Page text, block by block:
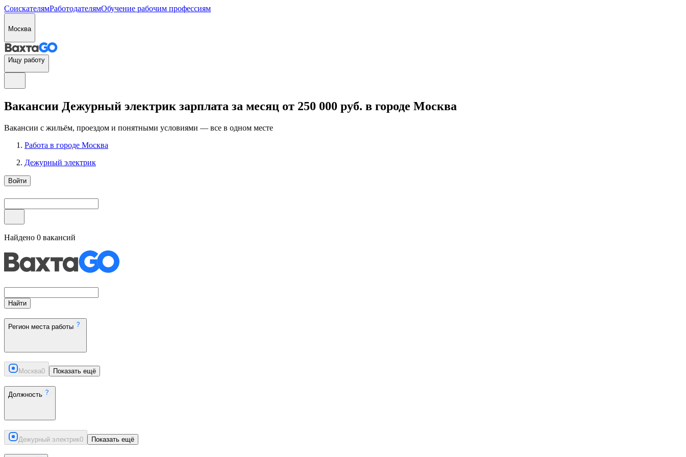
СоискателямРаботодателямОбучение рабочим профессиям
Москва
Ищу работу
Вакансии Дежурный электрик зарплата за месяц от 250 000 руб. в городе Москва
Вакансии с жильём, проездом и понятными условиями — все в одном месте
Работа в городе Москва
Дежурный электрик
Войти
Найдено 0 вакансий
Найти
Регион места работы
Москва0 Показать ещё
Должность
Дежурный электрик0 Показать ещё